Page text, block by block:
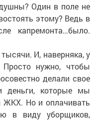
Один в поле не
этому? Ведь в
капремонта…было.
И, наверняка, у
нужно, чтобы
делали свое
которые мы
ЖКХ. Но и оплачивать
в виду уборщиков,